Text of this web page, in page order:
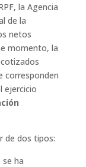
la Agencia
de la
netos
momento, la
corresponden
ejercicio
de dos tipos:
se ha